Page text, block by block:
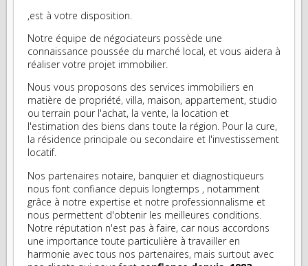
,est à votre disposition.
Notre équipe de négociateurs possède une
connaissance poussée du marché local, et vous aidera à
réaliser votre projet immobilier.
Nous vous proposons des services immobiliers en
matière de propriété, villa, maison, appartement, studio
ou terrain pour l'achat, la vente, la location et
l'estimation des biens dans toute la région. Pour la cure,
la résidence principale ou secondaire et l'investissement
locatif.
Nos partenaires notaire, banquier et diagnostiqueurs
nous font confiance depuis longtemps , notamment
grâce à notre expertise et notre professionnalisme et
nous permettent d'obtenir les meilleures conditions.
Notre réputation n'est pas à faire, car nous accordons
une importance toute particulière à travailler en
harmonie avec tous nos partenaires, mais surtout avec